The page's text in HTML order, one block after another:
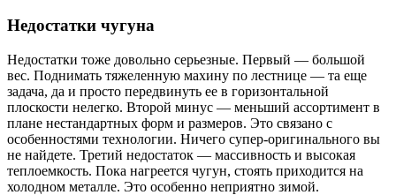
Недостатки чугуна
Недостатки тоже довольно серьезные. Первый — большой
вес. Поднимать тяжеленную махину по лестнице — та еще
задача, да и просто передвинуть ее в горизонтальной
плоскости нелегко. Второй минус — меньший ассортимент в
плане нестандартных форм и размеров. Это связано с
особенностями технологии. Ничего супер-оригинального вы
не найдете. Третий недостаток — массивность и высокая
теплоемкость. Пока нагреется чугун, стоять приходится на
холодном металле. Это особенно неприятно зимой.